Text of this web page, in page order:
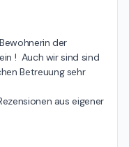
der
!  Auch wir sind sind
Betreuung sehr
aus eigener